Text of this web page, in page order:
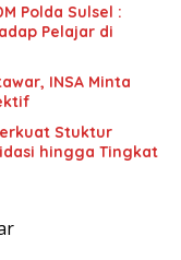
Polda Sulsel :
Pelajar di
INSA Minta
Stuktur
hingga Tingkat